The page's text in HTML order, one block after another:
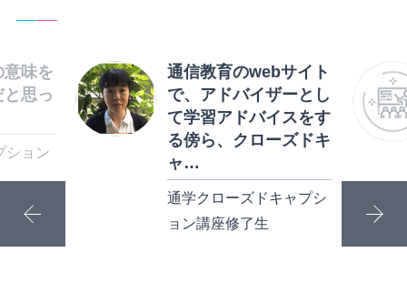
味を
思っ
ション
通信教育のwebサイト
で、アドバイザーとし
て学習アドバイスをす
る傍ら、クローズドキ
ャ…
通学クローズドキャプシ
ョン講座修了生